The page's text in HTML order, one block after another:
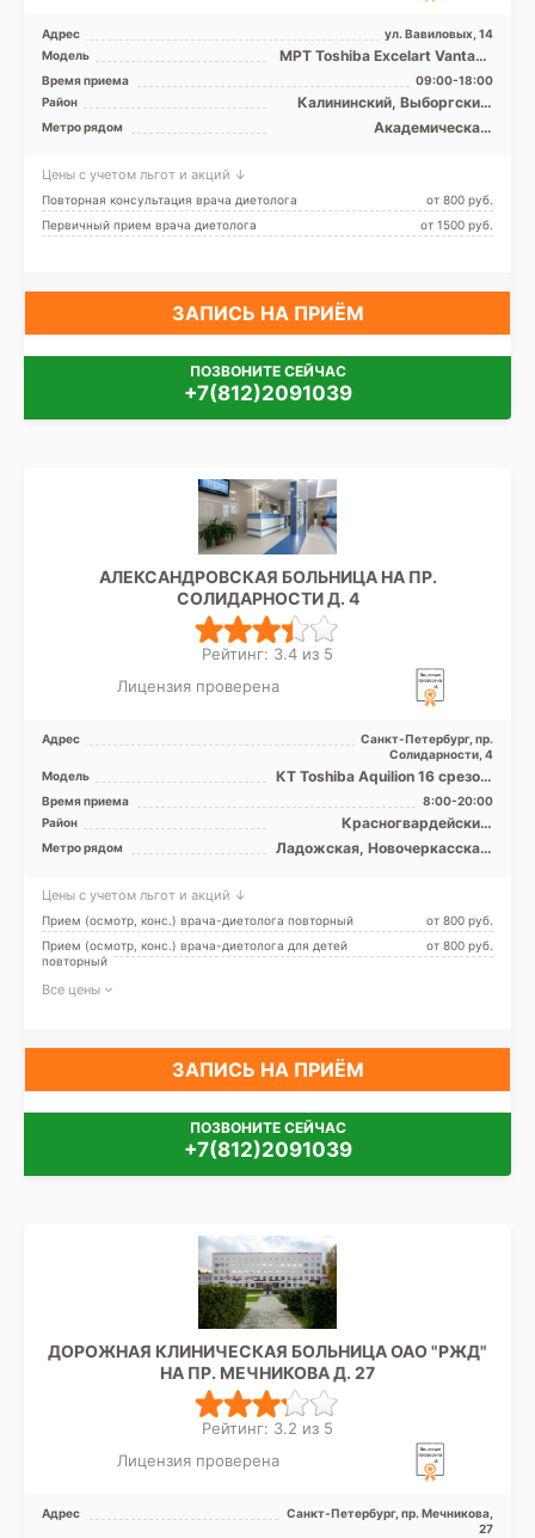
Адрес
ул. Вавиловых, 14
Модель
МРТ Toshiba Excelart Vantage
Atlas X 1.5T закрытый тип,
КТ Toshiba Aqu ...
Время приема
09:00-18:00
Район
Калининский, Выборгский,
Курортный, Приморский,
Лен. область
Метро рядом
Академическая,
Мужества, Политехническая,
Проспект Просвещения,
Удельная
Цены с учетом льгот и акций ↓
Повторная консультация врача диетолога
от 800 pуб.
Первичный прием врача диетолога
от 1500 pуб.
ЗАПИСЬ НА ПРИЁМ
ПОЗВОНИТЕ СЕЙЧАС
+7(812)2091039
АЛЕКСАНДРОВСКАЯ БОЛЬНИЦА НА ПР.
СОЛИДАРНОСТИ Д. 4
Рейтинг: 3.4 из 5
Лицензия проверена
Адрес
Санкт-Петербург, пр.
Солидарности, 4
Модель
КТ Toshiba Aquilion 16 срезов,
КТ Siemens SOMATOM
Definition AS 128 ср ...
Время приема
8:00-20:00
Район
Красногвардейский,
Невский, Центральный, Лен.
область
Метро рядом
Ладожская, Новочеркасская,
Цены с учетом льгот и акций ↓
Прием (осмотр, конс.) врача-диетолога повторный
от 800 pуб.
Прием (осмотр, конс.) врача-диетолога для детей
повторный
от 800 pуб.
Все цены
ЗАПИСЬ НА ПРИЁМ
ПОЗВОНИТЕ СЕЙЧАС
+7(812)2091039
ДОРОЖНАЯ КЛИНИЧЕСКАЯ БОЛЬНИЦА ОАО "РЖД"
НА ПР. МЕЧНИКОВА Д. 27
Рейтинг: 3.2 из 5
Лицензия проверена
Адрес
Санкт-Петербург, пр. Мечникова,
27